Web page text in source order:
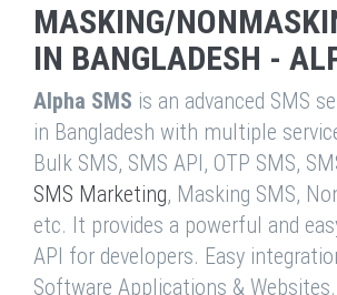
MASKING/
IN BANGLADESH -
Alpha SMS is an advanced SMS
in Bangladesh with multiple
Bulk SMS, SMS API, OTP SMS,
SMS Marketing, Masking SMS,
etc. It provides a powerful and
API for developers. Easy
Software Applications &